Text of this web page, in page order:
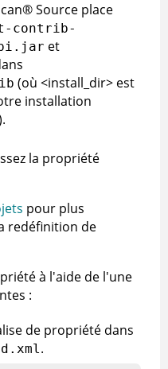
®Source place
contrib-
et
(où <install_dir> est
installation
la propriété
pour plus
redéfinition de
à l'aide de l'une
:
de propriété dans
.